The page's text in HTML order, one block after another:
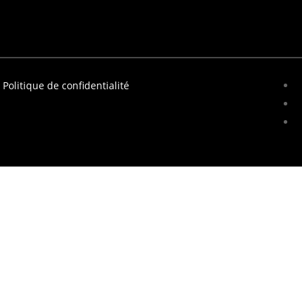
Politique de confidentialité